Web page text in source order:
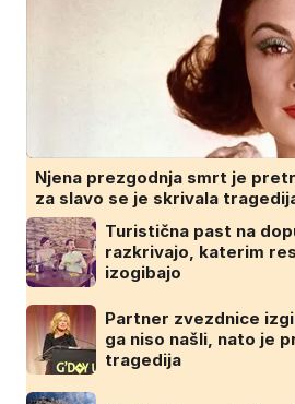
Njena prezgodnja smrt je
za slavo se je skrivala
Turistična past na
razkrivajo, katerim
izogibajo
Partner zvezdnice
ga niso našli, nato je
tragedija